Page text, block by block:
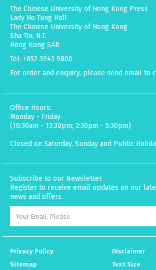
The Chinese University of Hong Kong Press
Lady Ho Tung Hall
The Chinese University of Hong Kong
Sha Tin, N.T.
Hong Kong SAR
Tel: +852 3943 9800
For order and enquiry, please send email to
Office Hours:
Monday - Friday
(10:30am - 12:30pm; 2:30pm - 5:30pm)
Closed on Saturday, Sunday and Public
Subscribe to our Newsletter.
Register to receive email updates on our
news and offers.
Privacy Policy
Disclaimer
Sitemap
Text Size